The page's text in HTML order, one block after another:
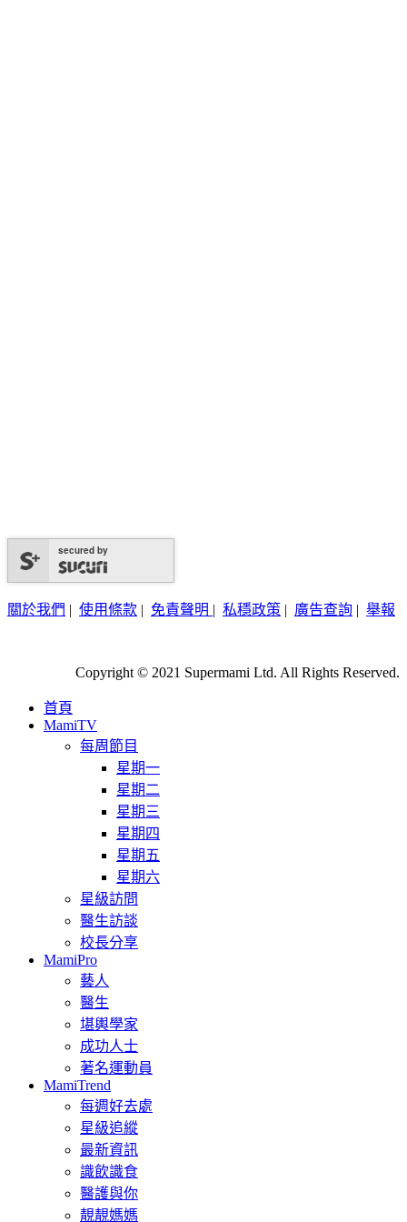
secured by
關於我們 | 使用條款 | 免責聲明 | 私穩政策 | 廣告查詢 | 舉報
Copyright © 2021 Supermami Ltd. All Rights Reserved.
首頁
MamiTV
每周節目
星期一
星期二
星期三
星期四
星期五
星期六
星級訪問
醫生訪談
校長分享
MamiPro
藝人
醫生
堪輿學家
成功人士
著名運動員
MamiTrend
每週好去處
星級追縱
最新資訊
識飲識食
醫護與你
靚靚媽媽